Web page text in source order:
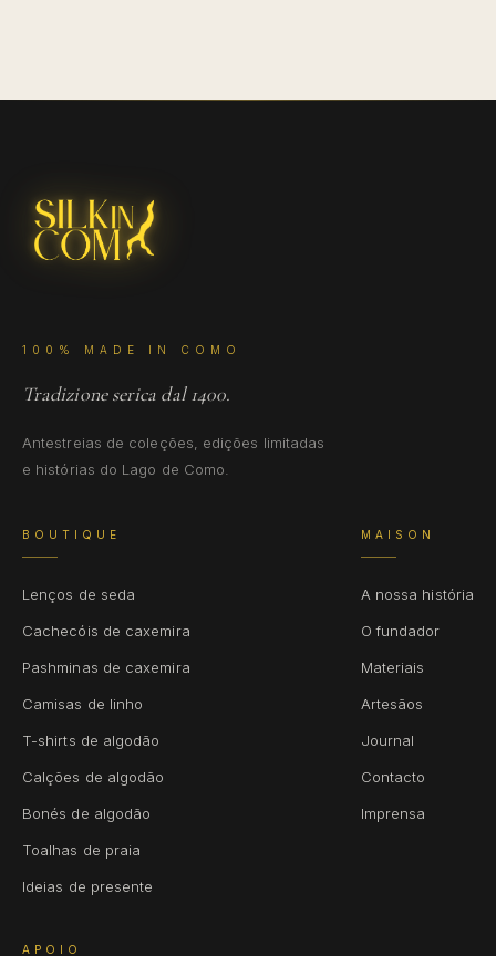
100% MADE IN COMO
Tradizione serica dal 1400.
Antestreias de coleções, edições limitadas
e histórias do Lago de Como.
BOUTIQUE
Lenços de seda
Cachecóis de caxemira
Pashminas de caxemira
Camisas de linho
T-shirts de algodão
Calções de algodão
Bonés de algodão
Toalhas de praia
Ideias de presente
MAISON
A nossa história
O fundador
Materiais
Artesãos
Journal
Contacto
Imprensa
APOIO